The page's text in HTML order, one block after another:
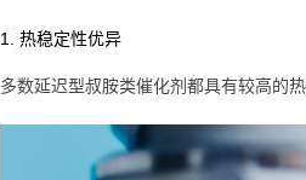
1. 热稳定性优异
多数延迟型叔胺类催化剂都具有较高的